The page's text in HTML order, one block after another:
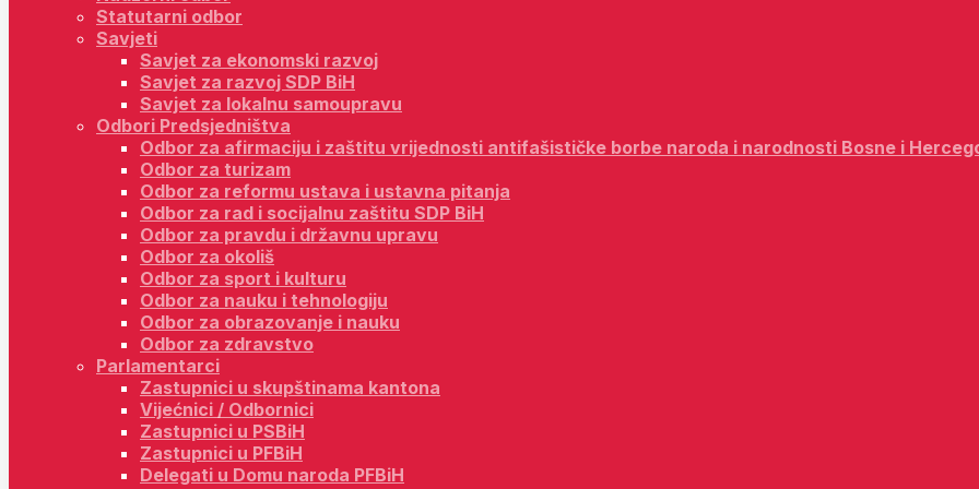
Statutarni odbor
Savjeti
Savjet za ekonomski razvoj
Savjet za razvoj SDP BiH
Savjet za lokalnu samoupravu
Odbori Predsjedništva
Odbor za afirmaciju i zaštitu vrijednosti antifašističke borbe naroda i narodnosti Bosne i
Odbor za turizam
Odbor za reformu ustava i ustavna pitanja
Odbor za rad i socijalnu zaštitu SDP BiH
Odbor za pravdu i državnu upravu
Odbor za okoliš
Odbor za sport i kulturu
Odbor za nauku i tehnologiju
Odbor za obrazovanje i nauku
Odbor za zdravstvo
Parlamentarci
Zastupnici u skupštinama kantona
Vijećnici / Odbornici
Zastupnici u PSBiH
Zastupnici u PFBiH
Delegati u Domu naroda PFBiH